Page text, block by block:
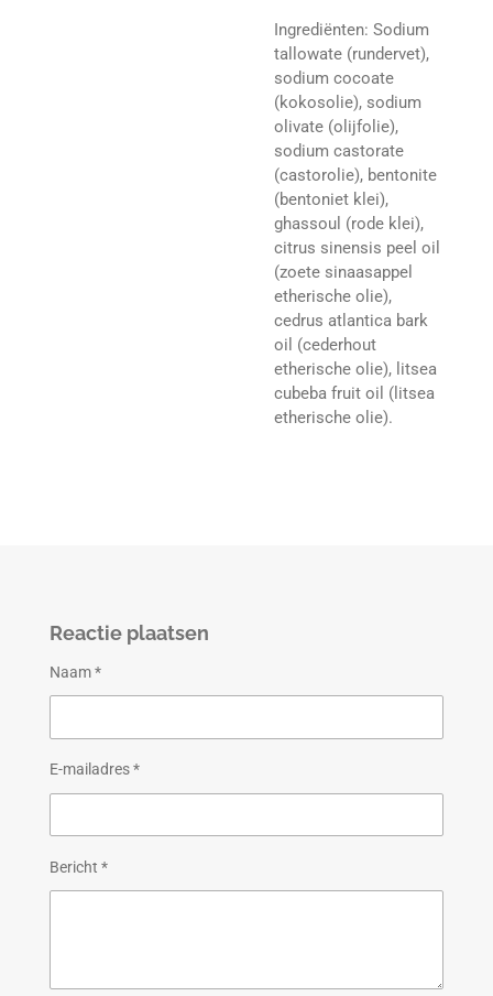
Ingrediënten: Sodium
tallowate (rundervet),
sodium cocoate
(kokosolie), sodium
olivate (olijfolie),
sodium castorate
(castorolie), bentonite
(bentoniet klei),
ghassoul (rode klei),
citrus sinensis peel oil
(zoete sinaasappel
etherische olie),
cedrus atlantica bark
oil (cederhout
etherische olie), litsea
cubeba fruit oil (litsea
etherische olie).
Reactie plaatsen
Naam *
E-mailadres *
Bericht *